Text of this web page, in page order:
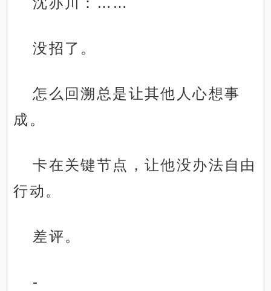
没招了。
怎么回溯总是让其他人心想事
成。
卡在关键节点，让他没办法自由
行动。
差评。
-